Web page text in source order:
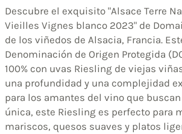
Descubre el exquisito "Alsace Terre
Vieilles Vignes blanco 2023" de
de los viñedos de Alsacia, Francia.
Denominación de Origen Protegida
100% con uvas Riesling de viejas
una profundidad y una complejidad
para los amantes del vino que
única, este Riesling es perfecto para
mariscos, quesos suaves y platos